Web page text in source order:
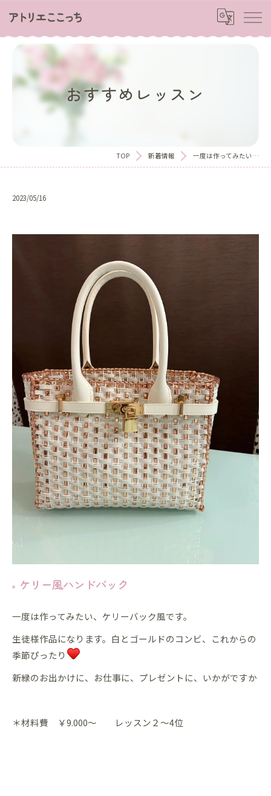
おすすめレッスン
TOP 新着情報 一度は作ってみたい…
2023/05/16
ケリー風ハンドバック
一度は作ってみたい、ケリーバック風です。
生徒様作品になります。白とゴールドのコンビ、これからの
季節ぴったり
新緑のお出かけに、お仕事に、プレゼントに、いかがですか
＊材料費 ￥9.000～ レッスン２～4位